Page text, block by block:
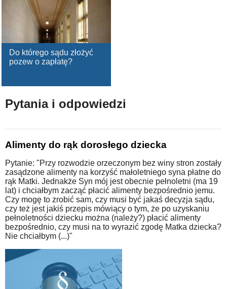
Do którego sądu złożyć
pozew o zapłatę?
Pytania i odpowiedzi
Alimenty do rąk dorosłego dziecka
Pytanie: "Przy rozwodzie orzeczonym bez winy stron zostały
zasądzone alimenty na korzyść małoletniego syna płatne do
rąk Matki. Jednakże Syn mój jest obecnie pełnoletni (ma 19
lat) i chciałbym zacząć płacić alimenty bezpośrednio jemu.
Czy mogę to zrobić sam, czy musi być jakaś decyzja sądu,
czy też jest jakiś przepis mówiący o tym, że po uzyskaniu
pełnoletności dziecku można (należy?) płacić alimenty
bezpośrednio, czy musi na to wyrazić zgodę Matka dziecka?
Nie chciałbym (...)"